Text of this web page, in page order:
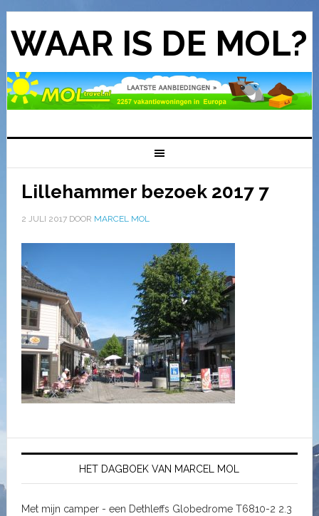
WAAR IS DE MOL?
Lillehammer bezoek 2017 7
2 JULI 2017DOOR MARCEL MOL
HET DAGBOEK VAN MARCEL MOL
Met mijn camper - een Dethleffs Globedrome T6810-2 2.3